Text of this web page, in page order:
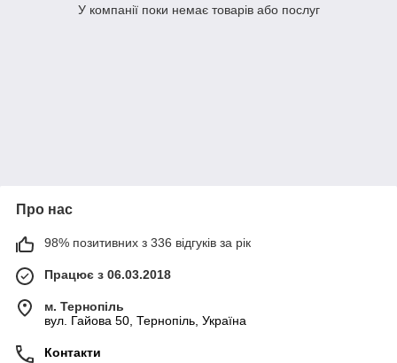
У компанії поки немає товарів або послуг
Про нас
98% позитивних з 336 відгуків за рік
Працює з 06.03.2018
м. Тернопіль
вул. Гайова 50, Тернопіль, Україна
Контакти